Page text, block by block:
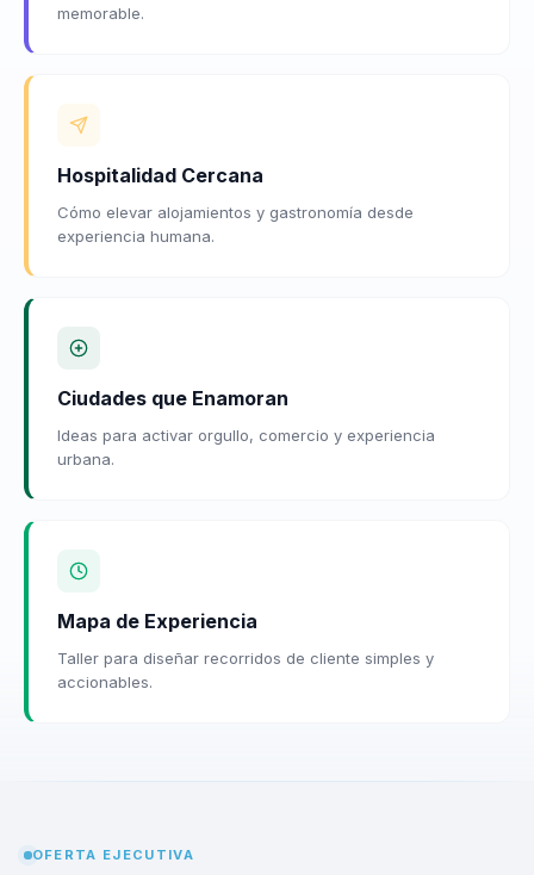
memorable.
Hospitalidad Cercana
Cómo elevar alojamientos y gastronomía desde
experiencia humana.
Ciudades que Enamoran
Ideas para activar orgullo, comercio y experiencia
urbana.
Mapa de Experiencia
Taller para diseñar recorridos de cliente simples y
accionables.
OFERTA EJECUTIVA